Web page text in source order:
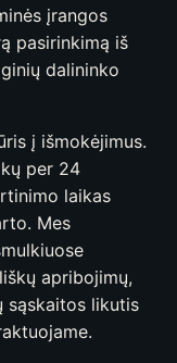
įrangos
pasirinkimą iš
dalininko
į išmokėjimus.
per 24
laikas
Mes
apribojimų,
sąskaitos likutis